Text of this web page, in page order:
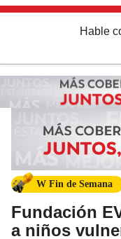
Hable
W Fin de Semana
Fundación
a niños